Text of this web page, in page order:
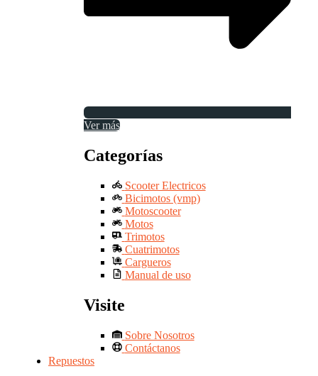
Ver más
Categorías
Scooter Electricos
Bicimotos (vmp)
Motoscooter
Motos
Trimotos
Cuatrimotos
Cargueros
Manual de uso
Visite
Sobre Nosotros
Contáctanos
Repuestos